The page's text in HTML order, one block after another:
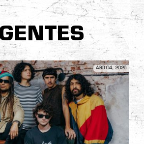
AGO 04, 2026